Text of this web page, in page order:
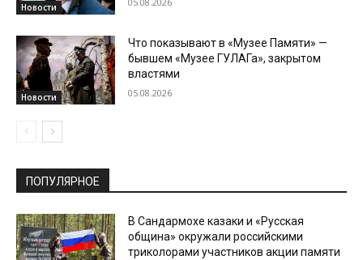
Новости
Новости
Что показывают в «Музее Памяти» —
бывшем «Музее ГУЛАГа», закрытом
властями
05.08.2026
ПОПУЛЯРНОЕ
В Сандармохе казаки и «Русская
община» окружали российскими
триколорами участников акции памяти